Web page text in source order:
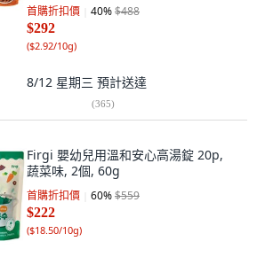
首購折扣價 40%$488
$292
($2.92/10g)
8/12 星期三 預計送達
(365)
Firgi 嬰幼兒用溫和安心高湯錠 20p,
蔬菜味, 2個, 60g
首購折扣價 60%$559
$222
($18.50/10g)